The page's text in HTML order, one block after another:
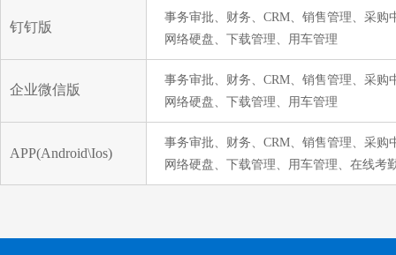
钉钉版
事务审批、财务、CRM、销售管理、采
网络硬盘、下载管理、用车管理
企业微信版
事务审批、财务、CRM、销售管理、采
网络硬盘、下载管理、用车管理
APP(Android\Ios)
事务审批、财务、CRM、销售管理、采
网络硬盘、下载管理、用车管理、在线考